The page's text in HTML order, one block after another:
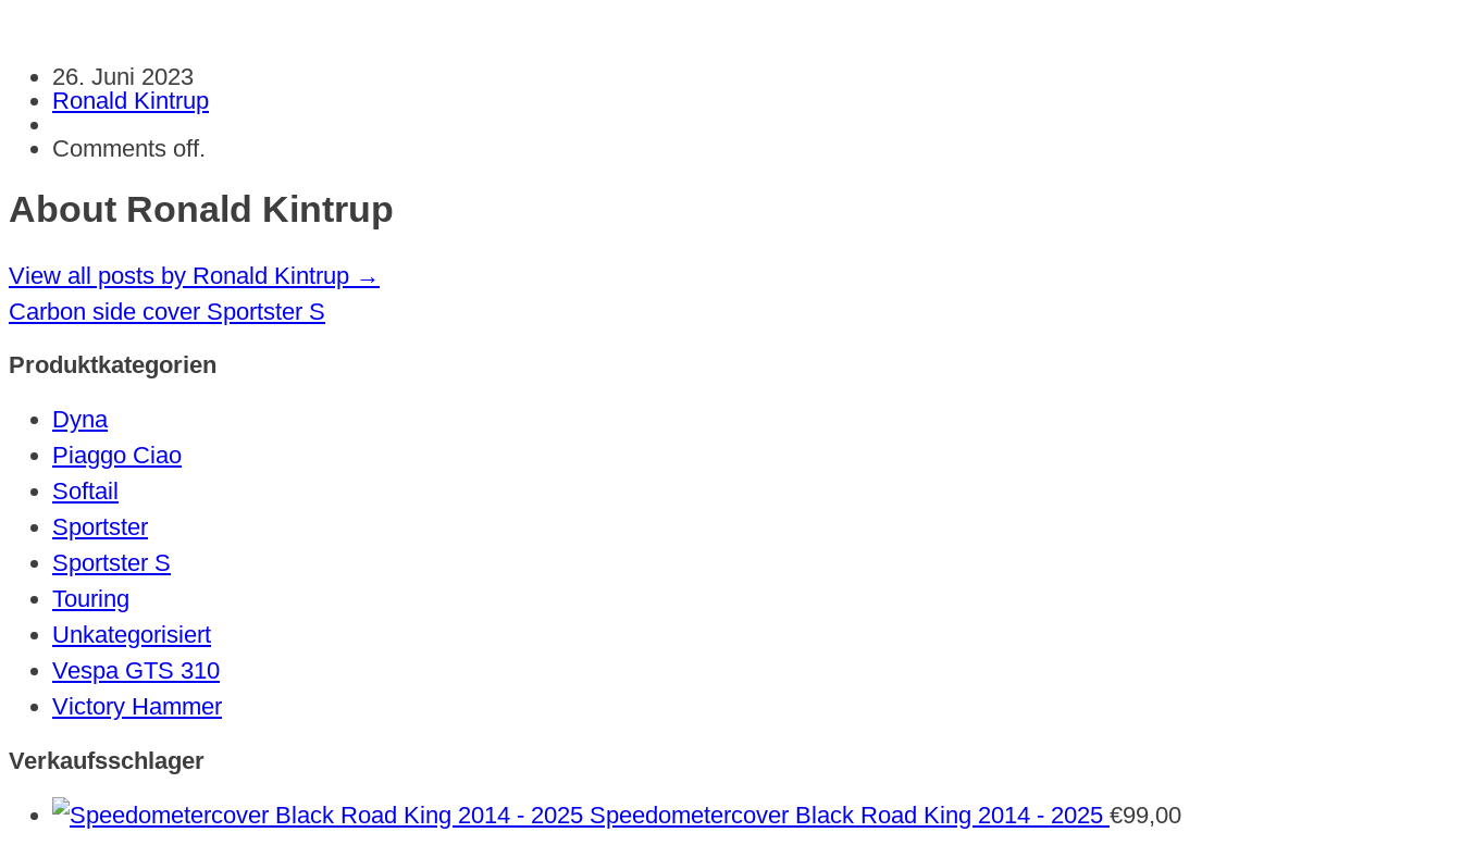
26. Juni 2023
Ronald Kintrup
Comments off.
About Ronald Kintrup
View all posts by Ronald Kintrup →
Carbon side cover Sportster S
Produktkategorien
Dyna
Piaggo Ciao
Softail
Sportster
Sportster S
Touring
Unkategorisiert
Vespa GTS 310
Victory Hammer
Verkaufsschlager
Speedometercover Black Road King 2014 - 2025 €99,00